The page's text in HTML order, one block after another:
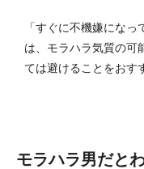
「すぐに不機嫌にな
は、モラハラ気質の可
ては避けることをおす
モラハラ男だと